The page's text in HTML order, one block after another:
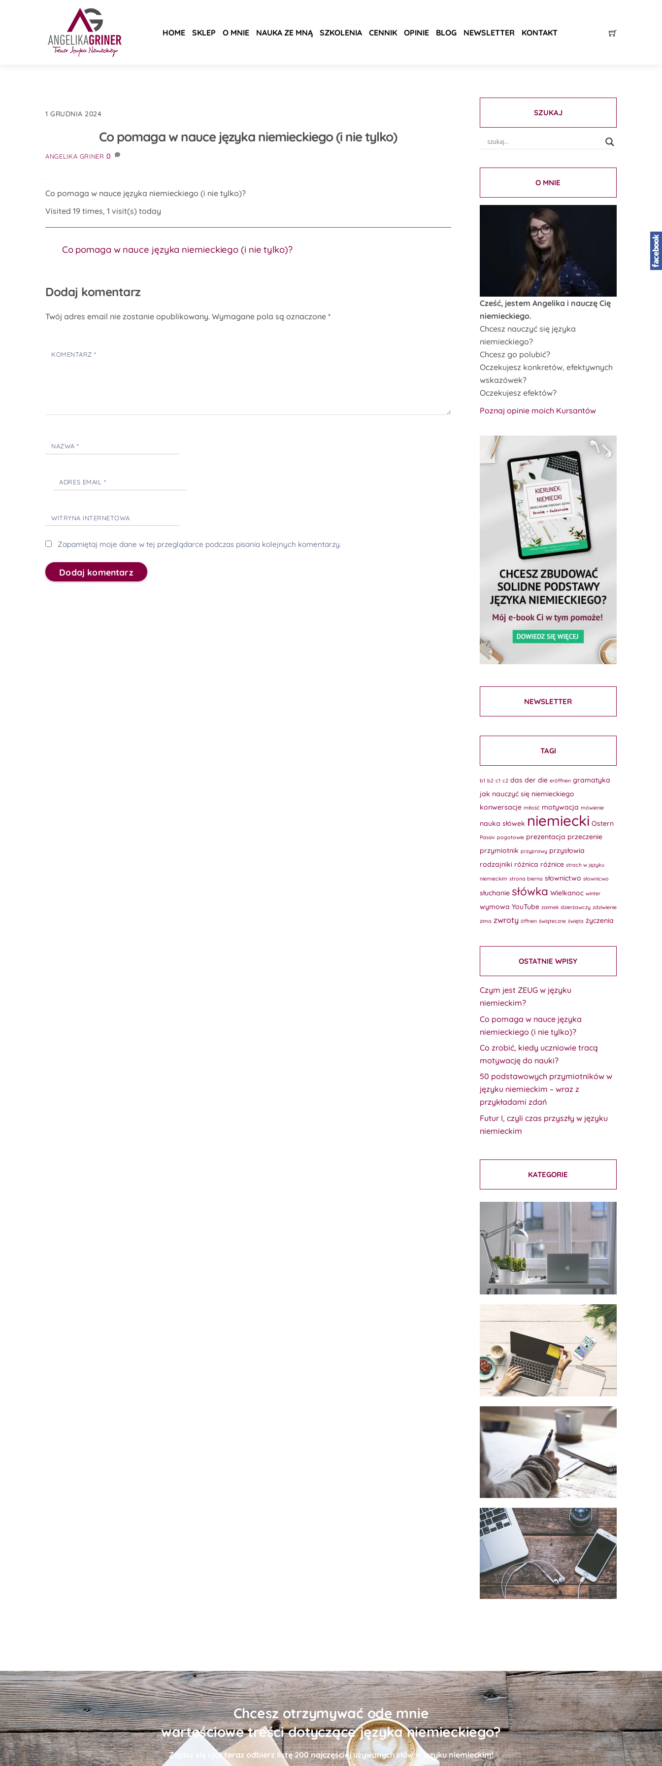
HOME SKLEP O MNIE NAUKA ZE MNĄ SZKOLENIA CENNIK OPINIE BLOG NEWSLETTER KONTAKT
1 GRUDNIA 2024
Co pomaga w nauce języka niemieckiego (i nie tylko)
ANGELIKA GRINER 0
Co pomaga w nauce języka niemieckiego (i nie tylko)?
Visited 19 times, 1 visit(s) today
Co pomaga w nauce języka niemieckiego (i nie tylko)?
Dodaj komentarz
Twój adres email nie zostanie opublikowany. Wymagane pola są oznaczone *
KOMENTARZ*
NAZWA*
ADRES EMAIL *
WITRYNA INTERNETOWA
Zapamiętaj moje dane w tej przeglądarce podczas pisania kolejnych komentarzy.
SZUKAJ
O MNIE
Cześć, jestem Angelika i nauczę Cię
niemieckiego.
Chcesz nauczyć się języka
niemieckiego?
Chcesz go polubić?
Oczekujesz konkretów, efektywnych
wskazówek?
Oczekujesz efektów?
Poznaj opinie moich Kursantów
NEWSLETTER
TAGI
b1 b2 c1 c2 das der die eröffnen gramatyka
jak nauczyć się niemieckiego
konwersacje miłość motywacja mówienie
nauka słówek niemiecki Ostern
Passiv pogotowie prezentacja przeczenie
przymiotnik przyprawy przysłowia
rodzajniki różnica różnice strach w języku
niemieckim strona bierna słownictwo słownicwo
słuchanie słówka Wielkanoc winter
wymowa YouTube zaimek dzierżawczy zdziwienie
zima zwroty öffnen świąteczne święta życzenia
OSTATNIE WPISY
Czym jest ZEUG w języku
niemieckim?
Co pomaga w nauce języka
niemieckiego (i nie tylko)?
Co zrobić, kiedy uczniowie tracą
motywację do nauki?
50 podstawowych przymiotników w
języku niemieckim – wraz z
przykładami zdań
Futur I, czyli czas przyszły w języku
niemieckim
KATEGORIE
Chcesz otrzymywać ode mnie
wartościowe treści dotyczące języka niemieckiego?
Zapisz się i już teraz odbierz listę200 najczęściej używanych słów w języku niemieckim!